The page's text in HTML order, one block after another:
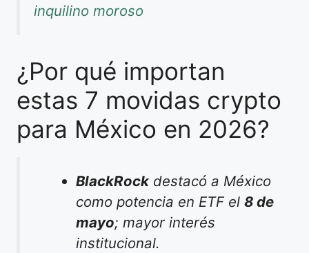
inquilino moroso
¿Por qué importan
estas 7 movidas crypto
para México en 2026?
BlackRock destacó a México
como potencia en ETF el8 de
mayo; mayor interés
institucional.